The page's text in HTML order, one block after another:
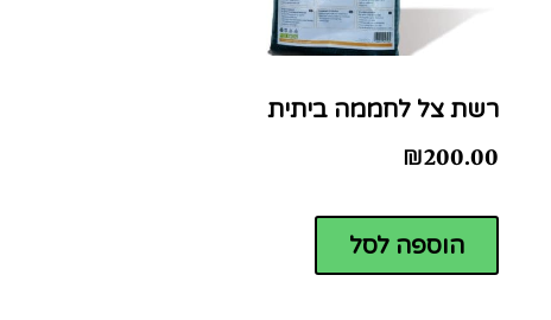
רשת צל לחממה ביתית
₪200.00
הוספה לסל